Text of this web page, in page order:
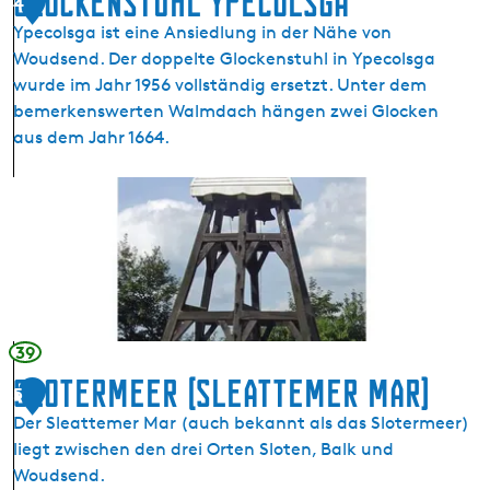
Ypecolsga ist eine Ansiedlung in der Nähe von
Woudsend. Der doppelte Glockenstuhl in Ypecolsga
wurde im Jahr 1956 vollständig ersetzt. Unter dem
bemerkenswerten Walmdach hängen zwei Glocken
aus dem Jahr 1664.
n
t
u
h
l
39
5
Slotermeer (Sleattemer Mar)
Der Sleattemer Mar (auch bekannt als das Slotermeer)
liegt zwischen den drei Orten Sloten, Balk und
Woudsend.